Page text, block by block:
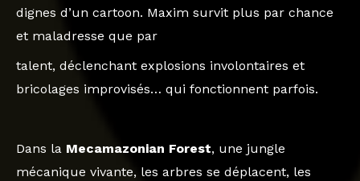
dignes d’un cartoon. Maxim survit plus par chance
et maladresse que par
talent, déclenchant explosions involontaires et
bricolages improvisés… qui fonctionnent parfois.
Dans la Mecamazonian Forest, une jungle
mécanique vivante, les arbres se déplacent, les